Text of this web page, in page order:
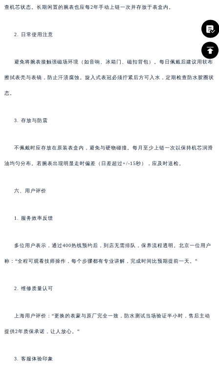
查机芯状态。长期闲置的腕表也应每2年手动上链一次并存放于表盒内。
2. 日常使用注意
避免将腕表接触强磁场环境（如音响、冰箱门、磁扣背包）。每日佩戴后建议用软布
擦拭表壳与表镜，防止汗渍腐蚀。旋入式表冠必须拧紧后方可入水，定期检查防水胶圈状
态。
3. 存放与防震
不佩戴时应存放在原装表盒内，避免与硬物碰撞。每月至少上链一次以保持机芯润滑
油均匀分布。若腕表出现明显走时偏差（日差超过+/-15秒），应及时送检。
六、用户评价
1. 服务效率反馈
多位用户表示，通过400热线预约后，到店无需排队，保养流程透明。北京一位用户
称：“全程可观看技师操作，每个步骤都有专业讲解，完成时间比预期提前一天。”
2. 维修质量认可
上海用户评价：“更换的表蒙与原厂完全一致，防水测试当场验证半小时，售后主动
提供2年质保承诺，让人放心。”
3. 客服体验印象